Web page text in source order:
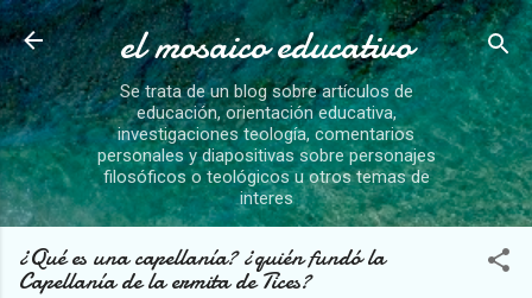
Ir al contenido principal
el mosaico educativo
Se trata de un blog sobre artículos de
educación, orientación educativa,
investigaciones teología, comentarios
personales y diapositivas sobre personajes
filosóficos o teológicos u otros temas de
interes
¿Qué es una capellanía? ¿quién fundó la
Capellanía de la ermita de Tices?